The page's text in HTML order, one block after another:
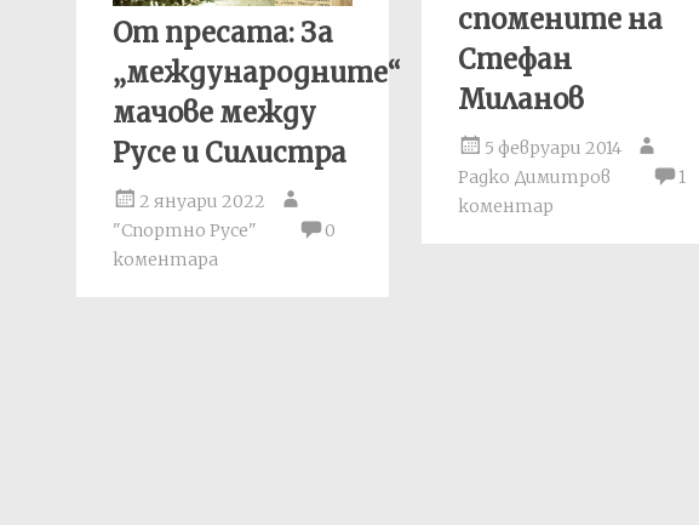
От пресата: За
„международните“
мачове между
Русе и Силистра
2 януари 2022
"Спортно Русе"
0
коментара
спомените на
Стефан
Миланов
5 февруари 2014
Радко Димитров
1
коментар